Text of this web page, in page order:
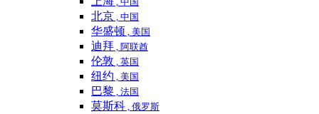
北京 , 中国
华盛顿 , 美国
迪拜 , 阿联酋
伦敦 , 英国
纽约 , 美国
巴黎 , 法国
莫斯科 , 俄罗斯